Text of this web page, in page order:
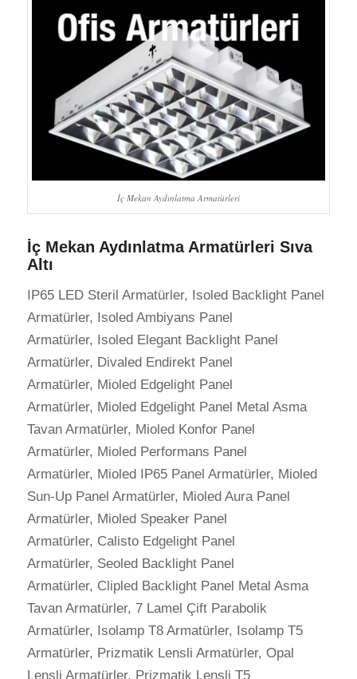
İç Mekan Aydınlatma Armatürleri
İç Mekan Aydınlatma Armatürleri Sıva
Altı
IP65 LED Steril Armatürler, Isoled Backlight Panel
Armatürler, Isoled Ambiyans Panel
Armatürler, Isoled Elegant Backlight Panel
Armatürler, Divaled Endirekt Panel
Armatürler, Mioled Edgelight Panel
Armatürler, Mioled Edgelight Panel Metal Asma
Tavan Armatürler, Mioled Konfor Panel
Armatürler, Mioled Performans Panel
Armatürler, Mioled IP65 Panel Armatürler, Mioled
Sun-Up Panel Armatürler, Mioled Aura Panel
Armatürler, Mioled Speaker Panel
Armatürler, Calisto Edgelight Panel
Armatürler, Seoled Backlight Panel
Armatürler, Clipled Backlight Panel Metal Asma
Tavan Armatürler, 7 Lamel Çift Parabolik
Armatürler, Isolamp T8 Armatürler, Isolamp T5
Armatürler, Prizmatik Lensli Armatürler, Opal
Lensli Armatürler, Prizmatik Lensli T5